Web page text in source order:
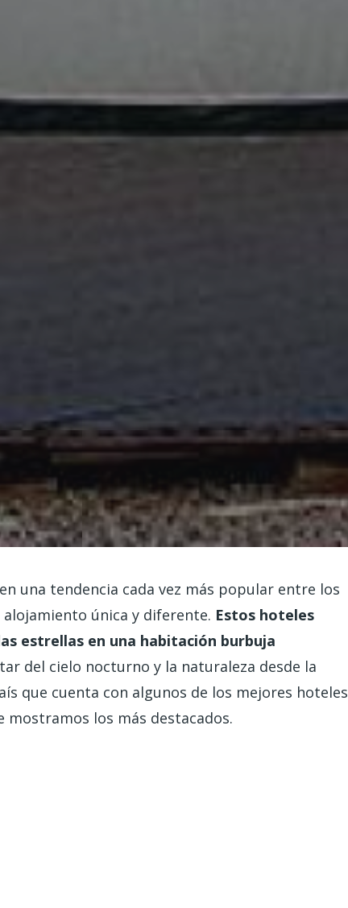
una tendencia cada vez más popular entre los
única y diferente. Estos hoteles
estrellas en una habitación burbuja
del cielo nocturno y la naturaleza desde la
que cuenta con algunos de los mejores hoteles
los más destacados.